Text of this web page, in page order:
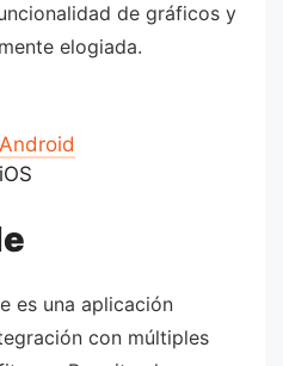
de gráficos y
elogiada.
es una aplicación
con múltiples